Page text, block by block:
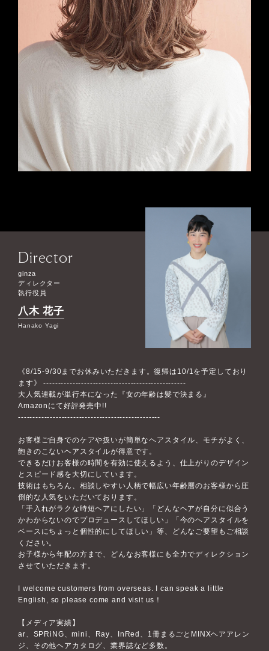
Director
ginza
ディレクター
執行役員
八木 花子
Hanako Yagi
《8/15-9/30までお休みいただきます。復帰は10/1を予定しており
ます》 -------------------------------------------------
大人気連載が単行本になった『女の年齢は髪で決まる』
Amazonにて好評発売中!!
-------------------------------------------------
お客様ご自身でのケアや扱いが簡単なヘアスタイル、モチがよく、
飽きのこないヘアスタイルが得意です。
できるだけお客様の時間を有効に使えるよう、仕上がりのデザイン
とスピード感を大切にしています。
技術はもちろん、相談しやすい人柄で幅広い年齢層のお客様から圧
倒的な人気をいただいております。
「手入れがラクな時短ヘアにしたい」「どんなヘアが自分に似合う
かわからないのでプロデュースしてほしい」「今のヘアスタイルを
ベースにちょっと個性的にしてほしい」等、どんなご要望もご相談
ください。
お子様から年配の方まで、どんなお客様にも全力でディレクション
させていただきます。
I welcome customers from overseas. I can speak a little
English, so please come and visit us！
【メディア実績】
ar、SPRiNG、mini、Ray、InRed、1冊まるごとMINXヘアアレン
ジ、その他ヘアカタログ、業界誌など多数。